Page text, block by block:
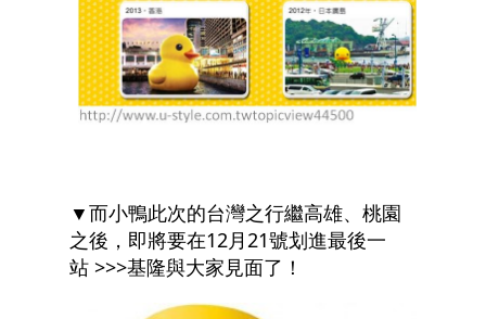
▼而小鴨此次的台灣之行繼高雄、桃園
之後，即將要在12月21號划進最後一
站 >>>基隆與大家見面了！